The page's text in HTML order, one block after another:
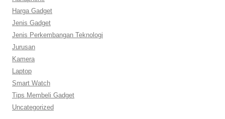
Harga Gadget
Jenis Gadget
Jenis Perkembangan Teknologi
Jurusan
Kamera
Laptop
Smart Watch
Tips Membeli Gadget
Uncategorized